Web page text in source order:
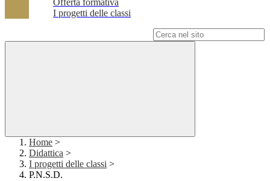
Offerta formativa
I progetti delle classi
Home >
Didattica >
I progetti delle classi >
P.N.S.D.